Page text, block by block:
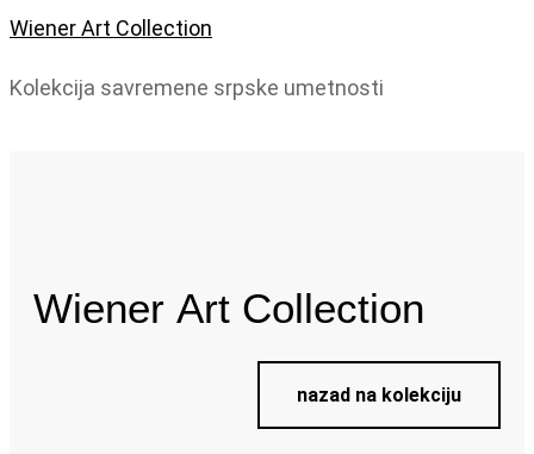
Wiener Art Collection
Kolekcija savremene srpske umetnosti
Wiener Art Collection
nazad na kolekciju